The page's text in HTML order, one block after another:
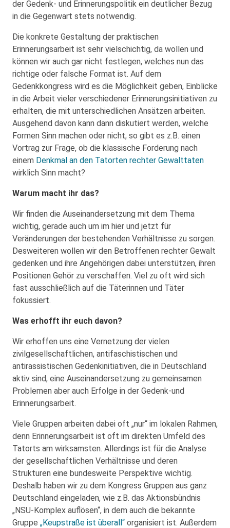
der Gedenk- und Erinnerungspolitik ein deutlicher Bezug
in die Gegenwart stets notwendig.
Die konkrete Gestaltung der praktischen
Erinnerungsarbeit ist sehr vielschichtig, da wollen und
können wir auch gar nicht festlegen, welches nun das
richtige oder falsche Format ist. Auf dem
Gedenkkongress wird es die Möglichkeit geben, Einblicke
in die Arbeit vieler verschiedener Erinnerungsinitiativen zu
erhalten, die mit unterschiedlichen Ansätzen arbeiten.
Ausgehend davon kann dann diskutiert werden, welche
Formen Sinn machen oder nicht, so gibt es z.B. einen
Vortrag zur Frage, ob die klassische Forderung nach
einem Denkmal an den Tatorten rechter Gewalttaten
wirklich Sinn macht?
Warum macht ihr das?
Wir finden die Auseinandersetzung mit dem Thema
wichtig, gerade auch um im hier und jetzt für
Veränderungen der bestehenden Verhältnisse zu sorgen.
Desweiteren wollen wir den Betroffenen rechter Gewalt
gedenken und ihre Angehörigen dabei unterstützen, ihren
Positionen Gehör zu verschaffen. Viel zu oft wird sich
fast ausschließlich auf die Täterinnen und Täter
fokussiert.
Was erhofft ihr euch davon?
Wir erhoffen uns eine Vernetzung der vielen
zivilgesellschaftlichen, antifaschistischen und
antirassistischen Gedenkinitiativen, die in Deutschland
aktiv sind, eine Auseinandersetzung zu gemeinsamen
Problemen aber auch Erfolge in der Gedenk-und
Erinnerungsarbeit.
Viele Gruppen arbeiten dabei oft „nur“ im lokalen Rahmen,
denn Erinnerungsarbeit ist oft im direkten Umfeld des
Tatorts am wirksamsten. Allerdings ist für die Analyse
der gesellschaftlichen Verhältnisse und deren
Strukturen eine bundesweite Perspektive wichtig.
Deshalb haben wir zu dem Kongress Gruppen aus ganz
Deutschland eingeladen, wie z.B. das Aktionsbündnis
„NSU-Komplex auflösen“, in dem auch die bekannte
Gruppe „Keupstraße ist überall“ organisiert ist. Außerdem